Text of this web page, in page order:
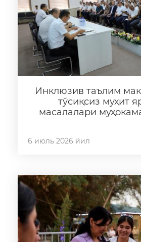
Инклюзив таълим
тўсиқсиз муҳит
масалалари
6 июль 2026 йил